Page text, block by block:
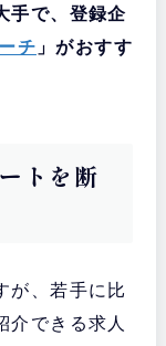
手で、登録企
チ 」がおすす
トを断
が、若手に比
介できる求人